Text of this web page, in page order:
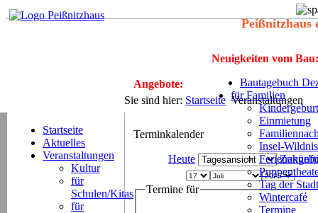
Peißnitzhaus
Neuigkeiten vom Bau:
Bautagebuch
für Familien
Einmietung
Insel-
Tag der
Wintercafé
Termine
Angebote:
Sie sind hier: Startseite Veranstaltungen
Startseite
Aktuelles
Veranstaltungen
Kultur
für
Schulen/Kitas
für
Terminkalender
Heute
Termine für